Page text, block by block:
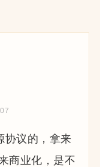
协议的，拿来
商业化，是不